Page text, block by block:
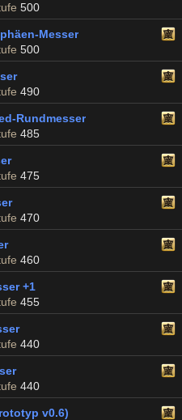
500
Messer
500
490
Rundmesser
485
475
470
460
+1
455
440
440
v0.6)